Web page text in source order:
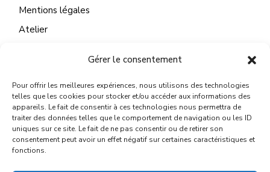
Gérer le consentement
Pour offrir les meilleures expériences, nous utilisons des technologies
telles que les cookies pour stocker et/ou accéder aux informations des
appareils. Le fait de consentir à ces technologies nous permettra de
traiter des données telles que le comportement de navigation ou les ID
uniques sur ce site. Le fait de ne pas consentir ou de retirer son
consentement peut avoir un effet négatif sur certaines caractéristiques et
fonctions.
Mentions légales
Atelier
CONTACT
22 Quai du Mail
45130 Meung sur Loire